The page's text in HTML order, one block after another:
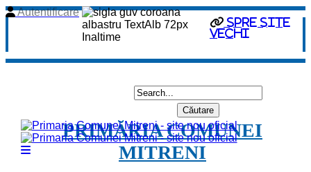
spre site
vechi
Autentificare
PRIMĂRIA COMUNEI
MITRENI